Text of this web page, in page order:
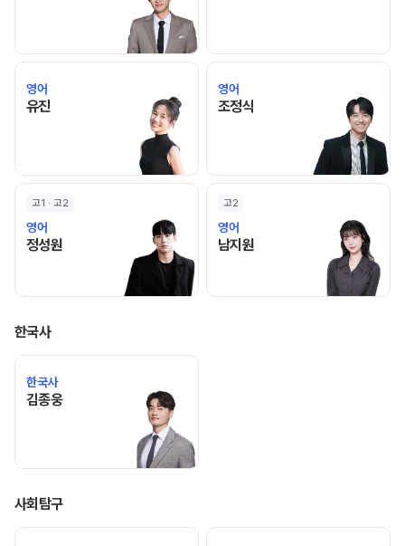
영어
유진유진 선생님 홈 바로가기
영어
조정식 조정식 선생님 홈 바로가기
고1 · 고2
영어
정성원정성원 선생님 홈 바로가기
고2
영어
남지원남지원 선생님 홈 바로가기
한국사
한국사
김종웅김종웅 선생님 홈 바로가기
사회탐구